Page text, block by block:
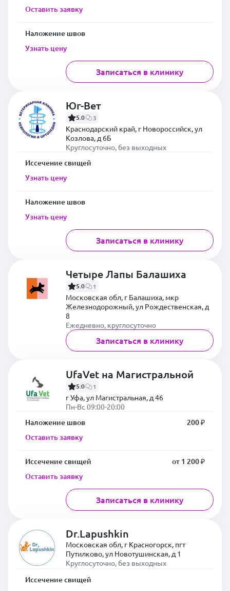
Оставить заявку
Наложение швов
Узнать цену
Записаться в клинику
Юг-Вет
5.0 3
Краснодарский край, г Новороссийск, ул
Козлова, д 6Б
Круглосуточно, без выходных
Иссечение свищей
Узнать цену
Наложение швов
Узнать цену
Записаться в клинику
Четыре Лапы Балашиха
5.0 1
Московская обл, г Балашиха, мкр
Железнодорожный, ул Рождественская, д
8
Ежедневно, круглосуточно
Записаться в клинику
UfaVet на Магистральной
5.0 1
г Уфа, ул Магистральная, д 46
Пн-Вс 09:00-20:00
Наложение швов
200 ₽
Оставить заявку
Иссечение свищей
от 1 200 ₽
Оставить заявку
Записаться в клинику
Dr.Lapushkin
Московская обл, г Красногорск, пгт
Путилково, ул Новотушинская, д 1
Круглосуточно, без выходных
Иссечение свищей